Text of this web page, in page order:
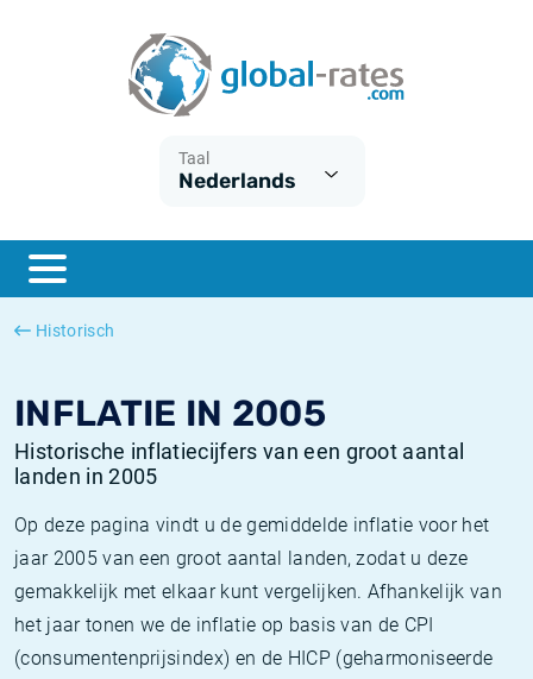
Taal
Nederlands
Historisch
INFLATIE IN 2005
Historische inflatiecijfers van een groot aantal
landen in 2005
Op deze pagina vindt u de gemiddelde inflatie voor het
jaar 2005 van een groot aantal landen, zodat u deze
gemakkelijk met elkaar kunt vergelijken. Afhankelijk van
het jaar tonen we de inflatie op basis van de CPI
(consumentenprijsindex) en de HICP (geharmoniseerde
ESTER
SONIA
Wat is CPI inflatie?
Wat is HICP inflatie?
Nederlandse inflatie - CPI
Amerikaanse inflatie - CPI
Euribor historie
SOFR historie
TONAR historie
Inflatiecalculator